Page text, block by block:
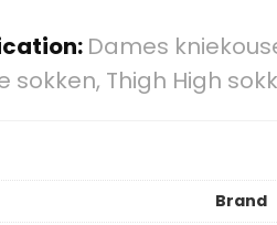
Dames
sokken, Thigh High
Brand